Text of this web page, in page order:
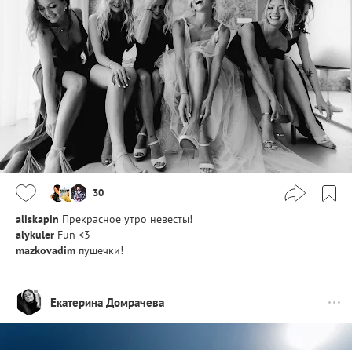
30
aliskapin Прекрасное утро невесты!
alykuler Fun <3
mazkovadim пушечки!
Екатерина Домрачева